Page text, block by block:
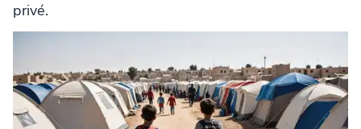
privé.